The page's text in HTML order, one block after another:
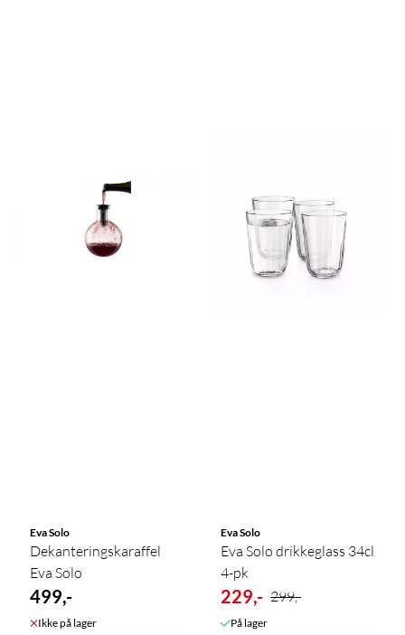
Eva Solo
Dekanteringskaraffel
Eva Solo
499,-
Ikke på lager
Eva Solo
Eva Solo drikkeglass 34cl
4-pk
229,- 299,-
På lager